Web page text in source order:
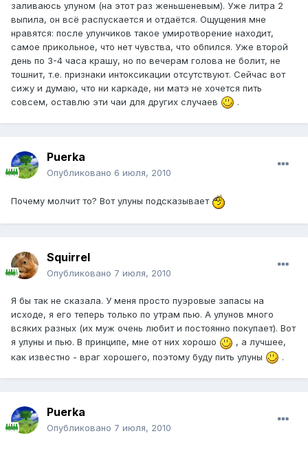
заливаюсь улуном (на этот раз женьшеневым). Уже литра 2
выпила, он всё распускается и отдаётся. Ощущения мне
нравятся: после улунчиков такое умиротворение находит,
самое прикольное, что нет чувства, что обпился. Уже второй
день по 3-4 часа крашу, но по вечерам голова не болит, не
тошнит, т.е. признаки интоксикации отсутствуют. Сейчас вот
сижу и думаю, что ни каркаде, ни матэ не хочется пить
совсем, оставлю эти чаи для других случаев
.
Puerka
Опубликовано 6 июля, 2010
Почему молчит то? Вот улуны подсказывает
Squirrel
Опубликовано 7 июля, 2010
Я бы так не сказала. У меня просто пуэровые запасы на
исходе, я его теперь только по утрам пью. А улунов много
всяких разных (их муж очень любит и постоянно покупает). Вот
я улуны и пью. В принципе, мне от них хорошо
, а лучшее,
как известно - враг хорошего, поэтому буду пить улуны
.
Puerka
Опубликовано 7 июля, 2010